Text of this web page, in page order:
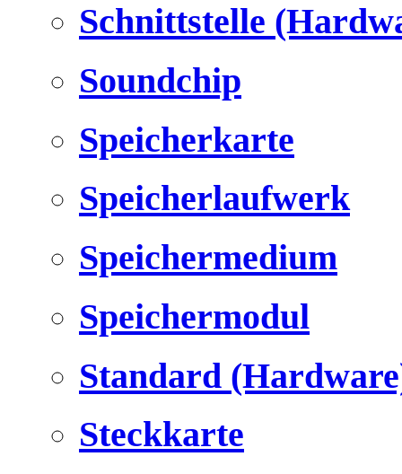
Schnittstelle
Soundchip
Speicherkarte
Speicherlaufwerk
Speichermedium
Speichermodul
Standard
Steckkarte